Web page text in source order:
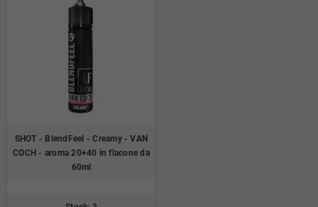
SHOT - BlendFeel - Creamy - VAN
COCH - aroma 20+40 in flacone da
60ml